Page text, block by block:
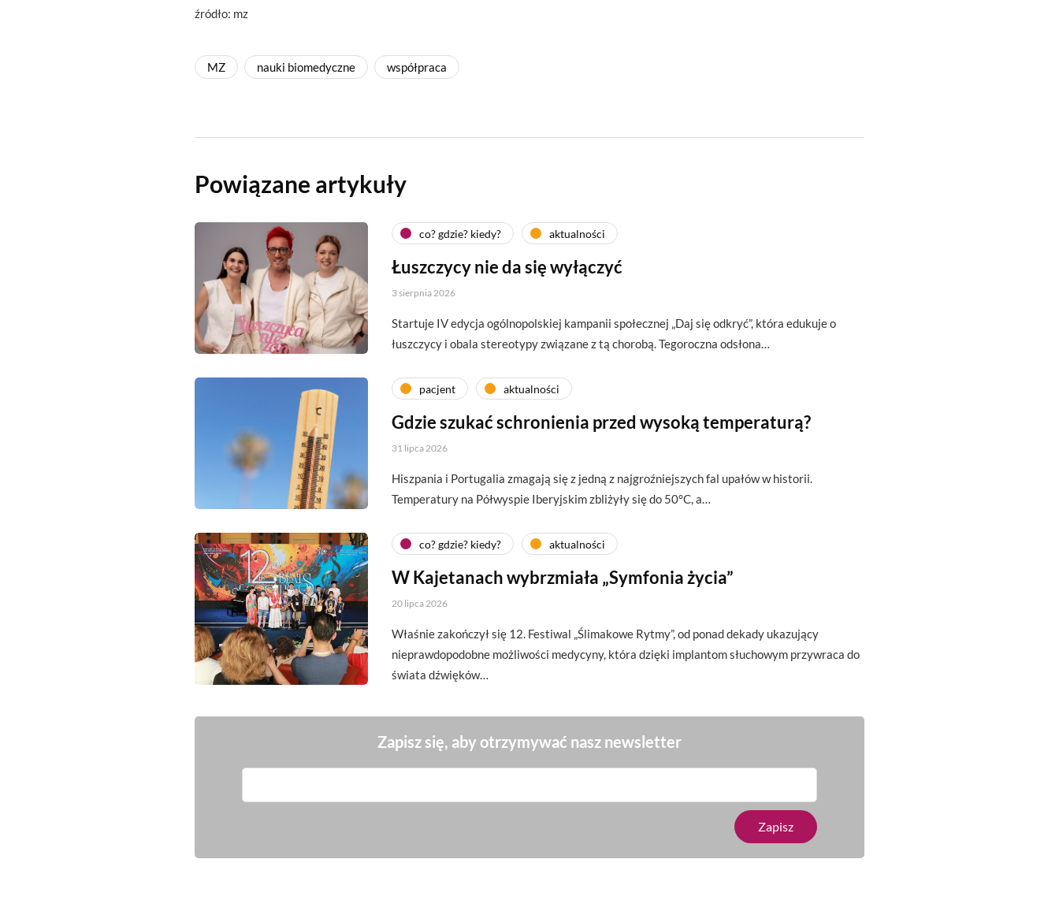
źródło: mz
MZ nauki biomedyczne współpraca
Powiązane artykuły
co? gdzie? kiedy? aktualności
Łuszczycy nie da się wyłączyć
3 sierpnia 2026
Startuje IV edycja ogólnopolskiej kampanii społecznej „Daj się odkryć”, która edukuje o
łuszczycy i obala stereotypy związane z tą chorobą. Tegoroczna odsłona…
pacjent aktualności
Gdzie szukać schronienia przed wysoką temperaturą?
31 lipca 2026
Hiszpania i Portugalia zmagają się z jedną z najgroźniejszych fal upałów w historii.
Temperatury na Półwyspie Iberyjskim zbliżyły się do 50°C, a…
co? gdzie? kiedy? aktualności
W Kajetanach wybrzmiała „Symfonia życia”
20 lipca 2026
Właśnie zakończył się 12. Festiwal „Ślimakowe Rytmy”, od ponad dekady ukazujący
nieprawdopodobne możliwości medycyny, która dzięki implantom słuchowym przywraca do
świata dźwięków…
Zapisz się, aby otrzymywać nasz newsletter